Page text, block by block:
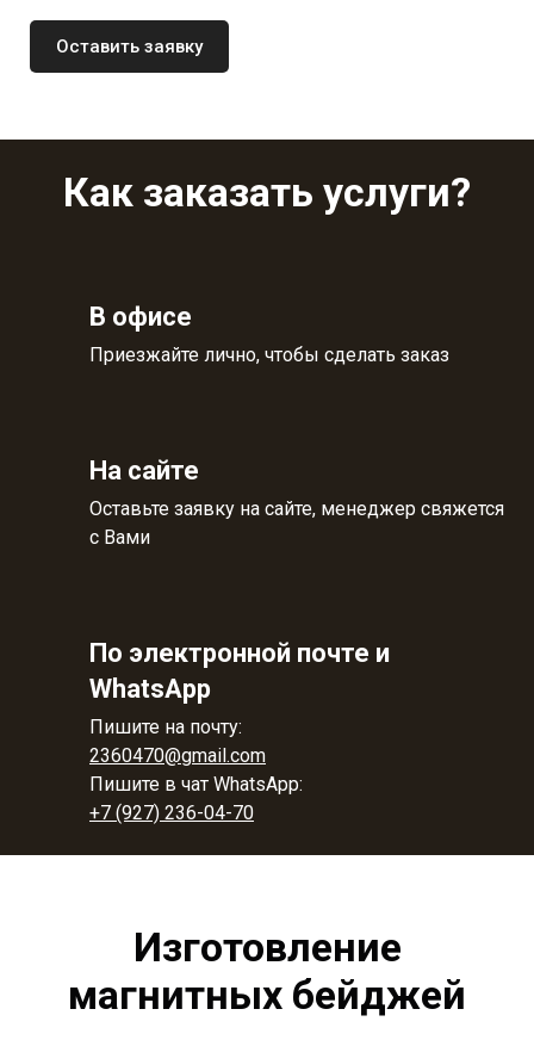
Оставить заявку
Как заказать услуги?
В офисе
Приезжайте лично, чтобы сделать заказ
На сайте
Оставьте заявку на сайте, менеджер свяжется
с Вами
По электронной почте и
WhatsApp
Пишите на почту:
2360470@gmail.com
Пишите в чат WhatsApp:
+7 (927) 236-04-70
Изготовление
магнитных бейджей